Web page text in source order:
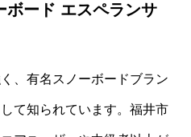
ボード エスペランサ
、有名スノーボードブラン
て知られています。福井市